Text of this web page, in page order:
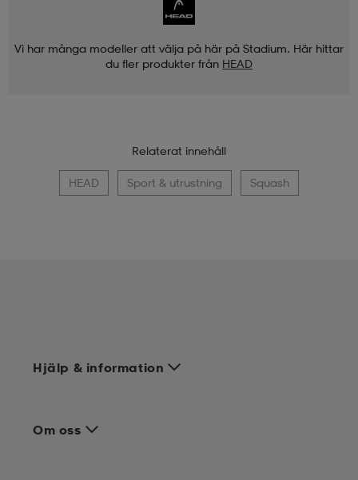
Vi har många modeller att välja på här på Stadium. Här hittar
du fler produkter från HEAD
Relaterat innehåll
HEAD Sport & utrustning Squash
Hjälp & information
Om oss